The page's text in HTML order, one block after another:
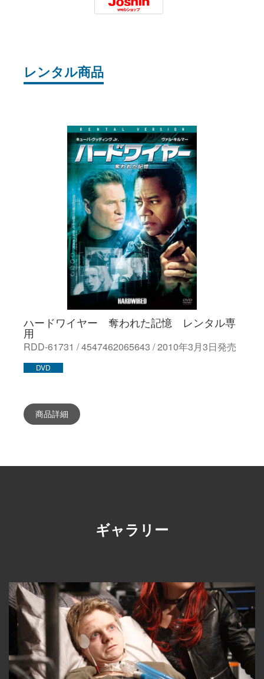
Joshin
レンタル商品
ハードワイヤー 奪われた記憶 レンタル専
用
RDD-61731 / 4547462065643 / 2010年3月3日発売
DVD
商品詳細
ギャラリー